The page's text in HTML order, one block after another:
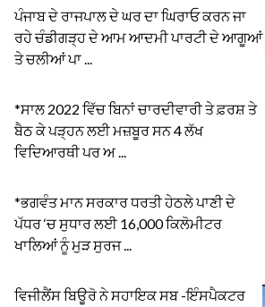
ਪੰਜਾਬ ਦੇ ਰਾਜਪਾਲ ਦੇ ਘਰ ਦਾ ਘਿਰਾਓ ਕਰਨ ਜਾ
ਰਹੇ ਚੰਡੀਗੜ੍ਹ ਦੇ ਆਮ ਆਦਮੀ ਪਾਰਟੀ ਦੇ ਆਗੂਆਂ
ਤੇ ਚਲੀਆਂ ਪਾ ...
*ਸਾਲ 2022 ਵਿੱਚ ਬਿਨਾਂ ਚਾਰਦੀਵਾਰੀ ਤੇ ਫ਼ਰਸ਼ ਤੇ
ਬੈਠ ਕੇ ਪੜ੍ਹਨ ਲਈ ਮਜ਼ਬੂਰ ਸਨ 4 ਲੱਖ
ਵਿਦਿਆਰਥੀ ਪਰ ਅ ...
*ਭਗਵੰਤ ਮਾਨ ਸਰਕਾਰ ਧਰਤੀ ਹੇਠਲੇ ਪਾਣੀ ਦੇ
ਪੱਧਰ ‘ਚ ਸੁਧਾਰ ਲਈ 16,000 ਕਿਲੋਮੀਟਰ
ਖਾਲਿਆਂ ਨੂੰ ਮੁੜ ਸੁਰਜ ...
ਵਿਜੀਲੈਂਸ ਬਿਊਰੋ ਨੇ ਸਹਾਇਕ ਸਬ -ਇੰਸਪੈਕਟਰ